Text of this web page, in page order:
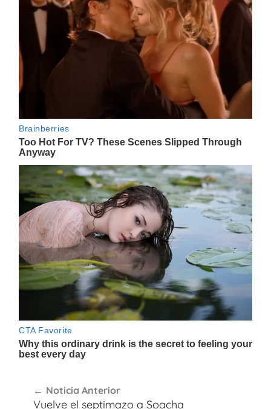
de
Noticia Anterior
Vuelve el septimazo a Soacha